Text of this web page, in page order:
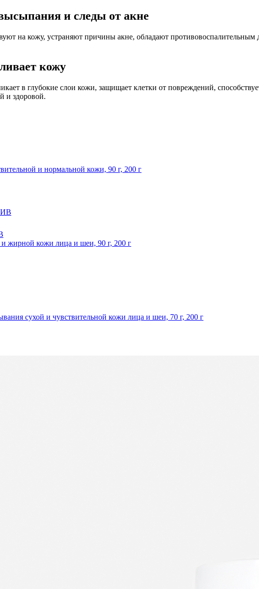
и следы от акне
на кожу, устраняют причины акне, обладают
кожу
в глубокие слои кожи, защищает клетки от повреждений,
и здоровой.
и нормальной кожи, 90 г, 200 г
жирной кожи лица и шеи, 90 г, 200 г
сухой и чувствительной кожи лица и шеи, 70 г, 200 г